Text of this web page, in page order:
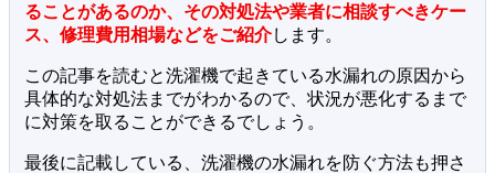
ることがあるのか、その対処法や業者に相談すべきケー
ス、修理費用相場などをご紹介します。
この記事を読むと洗濯機で起きている水漏れの原因から
具体的な対処法までがわかるので、状況が悪化するまで
に対策を取ることができるでしょう。
最後に記載している、洗濯機の水漏れを防ぐ方法も押さ